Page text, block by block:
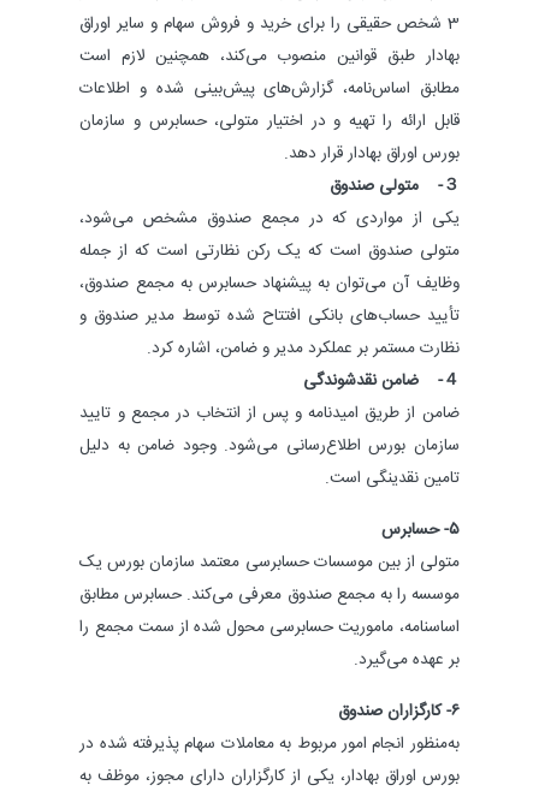
3 شخص حقیقی را برای خرید و فروش‌ سهام و سایر اوراق
بهادار طبق قوانین منصوب می‌کند، همچنین لازم است
مطابق اساس‌نامه، گزارش‌های پیش‌بینی شده و اطلاعات
قابل ارائه را تهیه و در اختیار متولی، حسابرس و سازمان
بورس اوراق بهادار قرار دهد.
３- متولی صندوق
یکی از مواردی که در مجمع صندوق مشخص می‌شود،
متولی صندوق است که یک رکن نظارتی است که از جمله
وظایف آن می‌توان به پیشنهاد حسابرس به مجمع صندوق‌،
تأیید حساب‌های بانکی افتتاح‌ شده توسط مدیر صندوق‌ و
نظارت مستمر بر عملکرد مدیر و ضامن، اشاره کرد.
４- ضامن نقدشوندگی
ضامن از طریق امیدنامه و پس از انتخاب در مجمع و تایید
سازمان بورس اطلاع‌رسانی می‌شود. وجود ضامن به دلیل
تامین نقدینگی است.
۵- حسابرس
متولی از بین موسسات حسابرسی معتمد سازمان بورس یک
موسسه را به مجمع صندوق معرفی می‌کند. حسابرس مطابق
اساسنامه، ماموریت حسابرسی محول شده از سمت مجمع را
بر عهده می‌گیرد.
۶- کارگزاران صندوق
به‌منظور انجام امور مربوط به معاملات سهام پذیرفته‌ شده در
بورس اوراق بهادار، یکی از کارگزاران دارای مجوز، موظف به